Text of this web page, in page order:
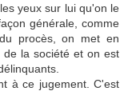
yeux sur lui qu'on le
générale, comme
procès, on met en
de la société et on est
à ce jugement. C'est